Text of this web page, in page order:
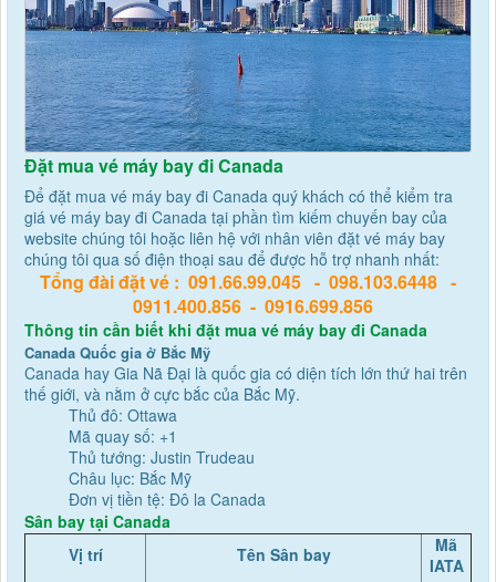
Đặt mua vé máy bay đi Canada
Để đặt mua vé máy bay đi Canada quý khách có thể kiểm tra
giá vé máy bay đi Canada tại phần tìm kiếm chuyến bay của
website chúng tôi hoặc liên hệ với nhân viên đặt vé máy bay
chúng tôi qua số điện thoại sau để được hỗ trợ nhanh nhất:
Tổng đài đặt vé : 091.66.99.045 - 098.103.6448 -
0911.400.856- 0916.699.856
Thông tin cần biết khi đặt mua vé máy bay đi Canada
Canada Quốc gia ở Bắc Mỹ
Canada hay Gia Nã Đại là quốc gia có diện tích lớn thứ hai trên
thế giới, và nằm ở cực bắc của Bắc Mỹ.
Thủ đô: Ottawa
Mã quay số: +1
Thủ tướng: Justin Trudeau
Châu lục: Bắc Mỹ
Đơn vị tiền tệ: Đô la Canada
Sân bay tại Canada
Vị trí
Tên Sân bay
Mã
IATA